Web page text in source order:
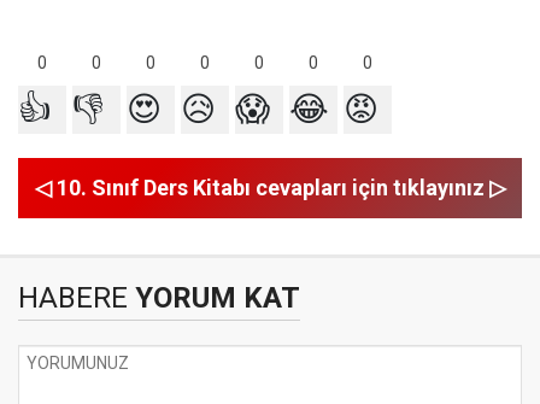
0 0 0 0 0 0 0
👍 👎 😍 😥 😱 😂 😡
◁ 10. Sınıf Ders Kitabı cevapları için tıklayınız ▷
HABERE YORUM KAT